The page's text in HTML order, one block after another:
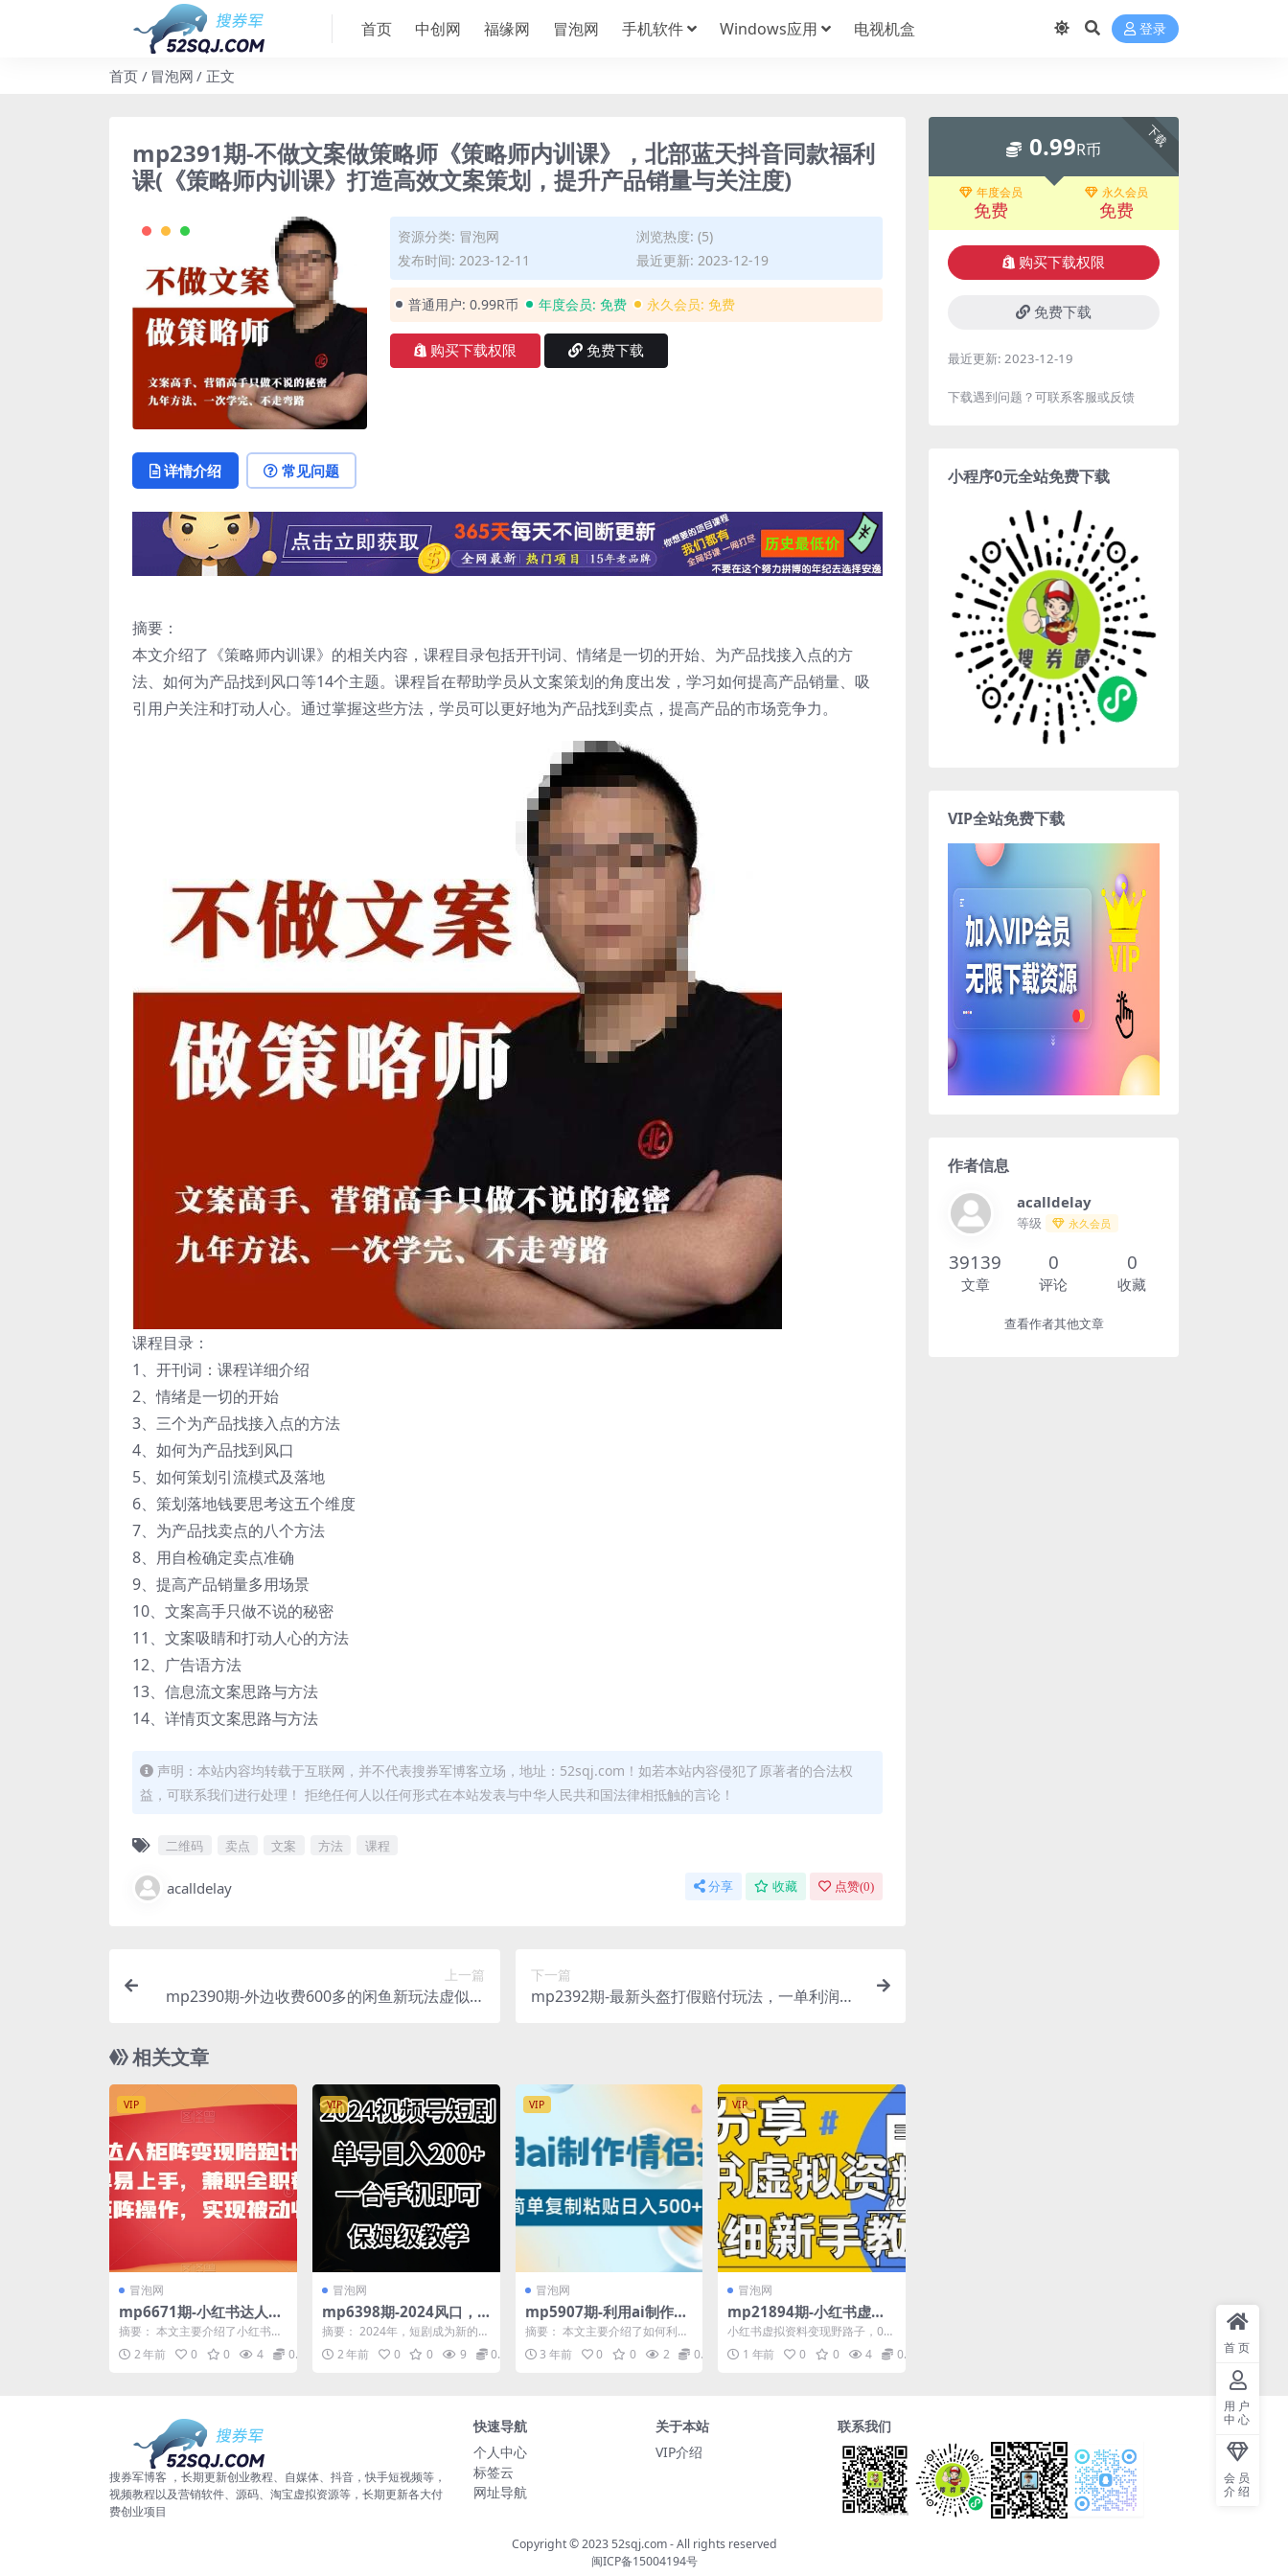
首页 中创网 福缘网 冒泡网 手机软件 Windows应用 电视机盒 登录
首页 冒泡网 正文
mp2391期-不做文案做策略师《策略师内训课》，北部蓝天抖音同款福利
课(《策略师内训课》打造高效文案策划，提升产品销量与关注度)
资源分类: 冒泡网
浏览热度: (5)
发布时间: 2023-12-11
最近更新: 2023-12-19
普通用户: 0.99R币 年度会员: 免费 永久会员: 免费
购买下载权限 免费下载
详情介绍 常见问题
摘要：
本文介绍了《策略师内训课》的相关内容，课程目录包括开刊词、情绪是一切的开始、为产品找接入点的方
法、如何为产品找到风口等14个主题。课程旨在帮助学员从文案策划的角度出发，学习如何提高产品销量、吸
引用户关注和打动人心。通过掌握这些方法，学员可以更好地为产品找到卖点，提高产品的市场竞争力。
课程目录：
1、开刊词：课程详细介绍
2、情绪是一切的开始
3、三个为产品找接入点的方法
4、如何为产品找到风口
5、如何策划引流模式及落地
6、策划落地钱要思考这五个维度
7、为产品找卖点的八个方法
8、用自检确定卖点准确
9、提高产品销量多用场景
10、文案高手只做不说的秘密
11、文案吸睛和打动人心的方法
12、广告语方法
13、信息流文案思路与方法
14、详情页文案思路与方法
声明：本站内容均转载于互联网，并不代表搜券军博客立场，地址：52sqj.com！如若本站内容侵犯了原著者的合法权
益，可联系我们进行处理！ 拒绝任何人以任何形式在本站发表与中华人民共和国法律相抵触的言论！
二维码 卖点 文案 方法 课程
acalldelay 分享 收藏 点赞(0)
上一篇
mp2390期-外边收费600多的闲鱼新玩法虚似电
下一篇
mp2392期-最新头盔打假赔付玩法，一单利润几
相关文章
VIP
冒泡网
mp6671期-小红书达人矩
阵变现陪跑计划第三期，
简单易上手，兼职全职都
行，放大矩阵操作，实现
摘要： 本文主要介绍了小红书达
人矩阵变现陪跑计划第三期，这
是一个简单易上手的项目...
2 年前 0 0 4 0.99
VIP
冒泡网
mp6398期-2024风口，
视频号短剧，单号日入20
0+，一台手机即可操作，
保姆级教学
摘要： 2024年，短剧成为新的风
口，连星爷都参与其中。视频号
作为一个新的平台，...
2 年前 0 0 9 0.99
VIP
冒泡网
mp5907期-利用ai制作情
侣头像，简单复制粘贴日
入500+
摘要： 本文主要介绍了如何利用
AI制作情侣头像，并通过抖音等
平台进行引流，实现日...
3 年前 0 0 2 0.99
VIP
冒泡网
mp21894期-小红书虚拟
资料变现野路子，0基础2
0分钟天，新手也能日入3
张+(附资料包)
小红书虚拟资料变现野路子，0基
础20分钟天，新手也能日入3张+
(附资料包) 项目...
1 年前 0 0 4 0.99
下载
0.99R币
年度会员
免费
永久会员
免费
购买下载权限
免费下载
最近更新: 2023-12-19
下载遇到问题？可联系客服或反馈
小程序0元全站免费下载
VIP全站免费下载
作者信息
acalldelay
等级 永久会员
39139
文章
0
评论
0
收藏
查看作者其他文章
搜券军博客 ，长期更新创业教程、自媒体、抖音，快手短视频等，
视频教程以及营销软件、源码、淘宝虚拟资源等，长期更新各大付
费创业项目
快速导航
个人中心
标签云
网址导航
关于本站
VIP介绍
联系我们
Copyright © 2023 52sqj.com- All rights reserved
闽ICP备15004194号
首页
用户
中心
会员
介绍